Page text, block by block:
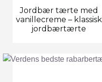
Jordbær tærte med
vanillecreme – klassisk
jordbærtærte